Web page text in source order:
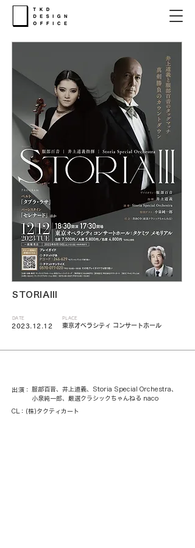
STORIAⅢ
DATE PLACE
2023.12.12 東京オペラシティ コンサートホール
服部百音、井上道義、Storia Special Orchestra、
小泉純一郎、厳選クラシックちゃんねる naco
出演：
CL：(株)タクティカート